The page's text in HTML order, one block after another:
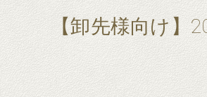
【卸先様向け】